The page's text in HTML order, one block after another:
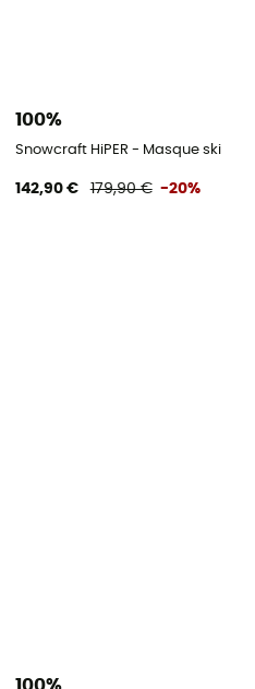
100%
Snowcraft HiPER - Masque ski
142,90 € 179,90 € -20%
100%